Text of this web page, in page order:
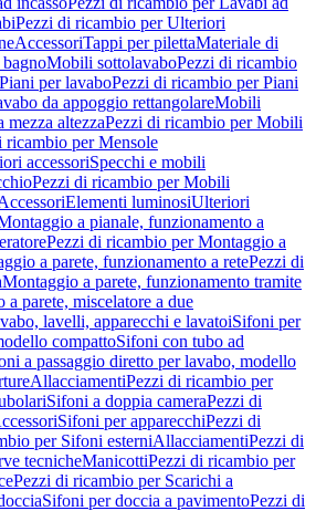
Pezzi di ricambio per Ulteriori
AccessoriTappi per pilettaMateriale di
Mobili sottolavaboPezzi di ricambio
Piani per lavaboPezzi di ricambio per Piani
da appoggio rettangolareMobili
altezzaPezzi di ricambio per Mobili
ricambio per Mensole
accessoriSpecchi e mobili
Pezzi di ricambio per Mobili
Elementi luminosiUlteriori
a pianale, funzionamento a
Pezzi di ricambio per Montaggio a
a parete, funzionamento a retePezzi di
Montaggio a parete, funzionamento tramite
parete, miscelatore a due
lavelli, apparecchi e lavatoiSifoni per
compattoSifoni con tubo ad
a passaggio diretto per lavabo, modello
AllacciamentiPezzi di ricambio per
Sifoni a doppia cameraPezzi di
Sifoni per apparecchiPezzi di
per Sifoni esterniAllacciamentiPezzi di
tecnicheManicottiPezzi di ricambio per
Pezzi di ricambio per Scarichi a
Sifoni per doccia a pavimentoPezzi di